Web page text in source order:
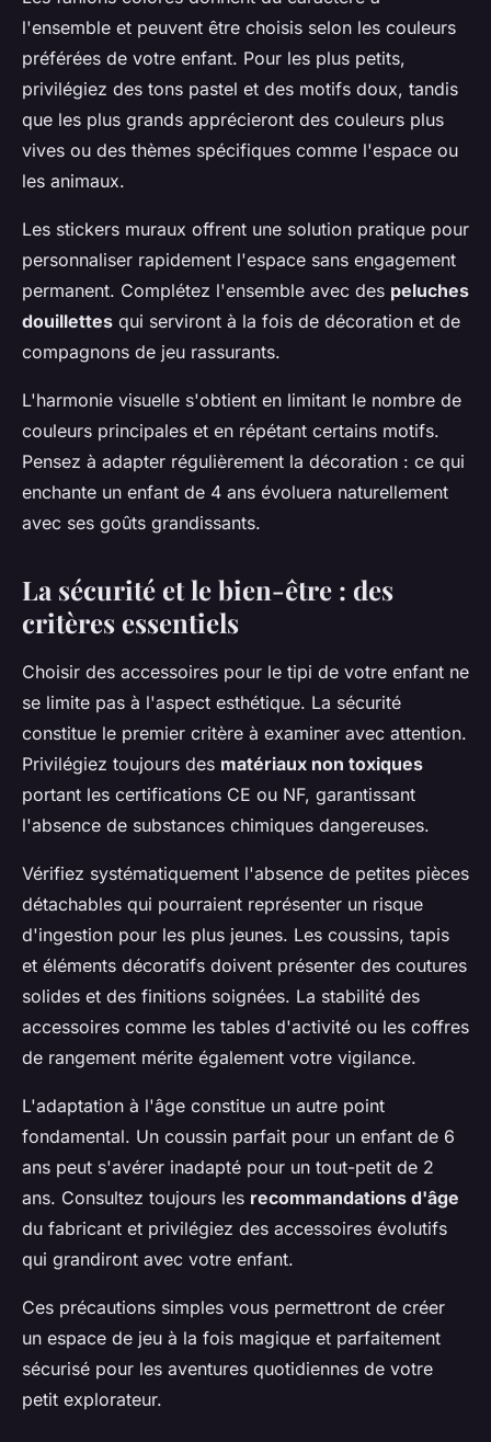
l'ensemble et peuvent être choisis selon les couleurs
préférées de votre enfant. Pour les plus petits,
privilégiez des tons pastel et des motifs doux, tandis
que les plus grands apprécieront des couleurs plus
vives ou des thèmes spécifiques comme l'espace ou
les animaux.
Les stickers muraux offrent une solution pratique pour
personnaliser rapidement l'espace sans engagement
permanent. Complétez l'ensemble avec des peluches
douillettes qui serviront à la fois de décoration et de
compagnons de jeu rassurants.
L'harmonie visuelle s'obtient en limitant le nombre de
couleurs principales et en répétant certains motifs.
Pensez à adapter régulièrement la décoration : ce qui
enchante un enfant de 4 ans évoluera naturellement
avec ses goûts grandissants.
La sécurité et le bien-être : des
critères essentiels
Choisir des accessoires pour le tipi de votre enfant ne
se limite pas à l'aspect esthétique. La sécurité
constitue le premier critère à examiner avec attention.
Privilégiez toujours des matériaux non toxiques
portant les certifications CE ou NF, garantissant
l'absence de substances chimiques dangereuses.
Vérifiez systématiquement l'absence de petites pièces
détachables qui pourraient représenter un risque
d'ingestion pour les plus jeunes. Les coussins, tapis
et éléments décoratifs doivent présenter des coutures
solides et des finitions soignées. La stabilité des
accessoires comme les tables d'activité ou les coffres
de rangement mérite également votre vigilance.
L'adaptation à l'âge constitue un autre point
fondamental. Un coussin parfait pour un enfant de 6
ans peut s'avérer inadapté pour un tout-petit de 2
ans. Consultez toujours les recommandations d'âge
du fabricant et privilégiez des accessoires évolutifs
qui grandiront avec votre enfant.
Ces précautions simples vous permettront de créer
un espace de jeu à la fois magique et parfaitement
sécurisé pour les aventures quotidiennes de votre
petit explorateur.